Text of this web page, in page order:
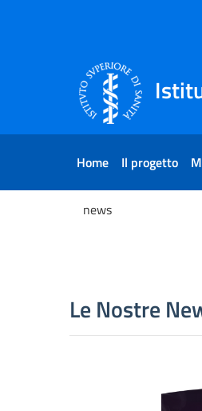
Home Il progetto
news
Le Nostre